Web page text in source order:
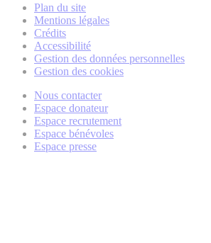
Plan du site
Mentions légales
Crédits
Accessibilité
Gestion des données personnelles
Gestion des cookies
Nous contacter
Espace donateur
Espace recrutement
Espace bénévoles
Espace presse